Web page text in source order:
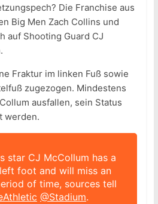
Die Franchise aus
Big Men Zach Collins und
auf Shooting Guard CJ
Fraktur im linken Fuß sowie
zugezogen. Mindestens
ausfallen, sein Status
werden.
star CJ McCollum has a
foot and will miss an
of time, sources tell
@Stadium.